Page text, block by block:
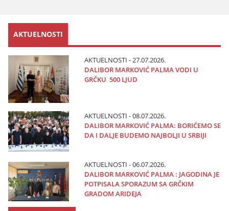
AKTUELNOSTI
AKTUELNOSTI - 27.07.2026.
DALIBOR MARKOVIĆ PALMA VODI U
GRČKU 500 LJUD
AKTUELNOSTI - 08.07.2026.
DALIBOR MARKOVIĆ PALMA: BORIĆEMO SE
DA I DALJE BUDEMO NAJBOLJI U SRBIJI
AKTUELNOSTI - 06.07.2026.
DALIBOR MARKOVIĆ PALMA : JAGODINA JE
POTPISALA SPORAZUM SA GRČKIM
GRADOM ARIDEJA